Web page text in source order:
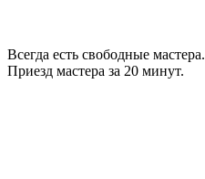
Всегда есть свободные мастера.
Приезд мастера за 20 минут.